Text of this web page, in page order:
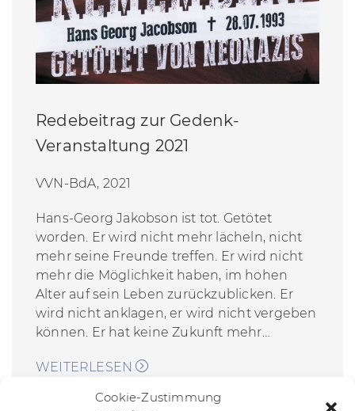
Cookie-Zustimmung
Redebeitrag zur Gedenk-
Veranstaltung 2021
VVN-BdA, 2021
Hans-Georg Jakobson ist tot. Getötet
worden. Er wird nicht mehr lächeln, nicht
mehr seine Freunde treffen. Er wird nicht
mehr die Möglichkeit haben, im hohen
Alter auf sein Leben zurückzublicken. Er
wird nicht anklagen, er wird nicht vergeben
können. Er hat keine Zukunft mehr…
WEITERLESEN